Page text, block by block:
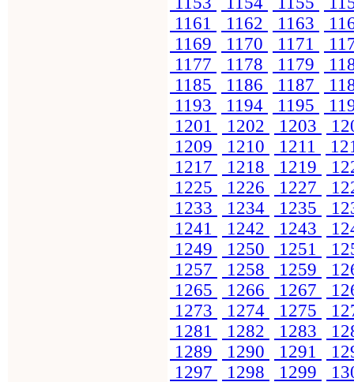
1161
1162 1163
1169
1170 1171
1177
1178 1179
1185
1186 1187
1193
1194 1195
1201
1202 1203
1209
1210 1211
1217
1218 1219
1225
1226 1227
1233
1234 1235
1241
1242 1243
1249
1250 1251
1257
1258 1259
1265
1266 1267
1273
1274 1275
1281
1282 1283
1289
1290 1291
1297
1298 1299